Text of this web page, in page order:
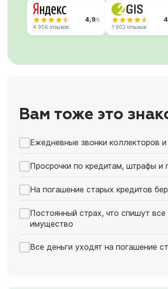
4,9/5
4 956 отзывов 1 902 отзывов
Вам тоже это
Ежедневные звонки коллекторов и
Просрочки по кредитам, штрафы и
На погашение старых кредитов
Постоянный страх, что спишут
имущество
Все деньги уходят на погашение